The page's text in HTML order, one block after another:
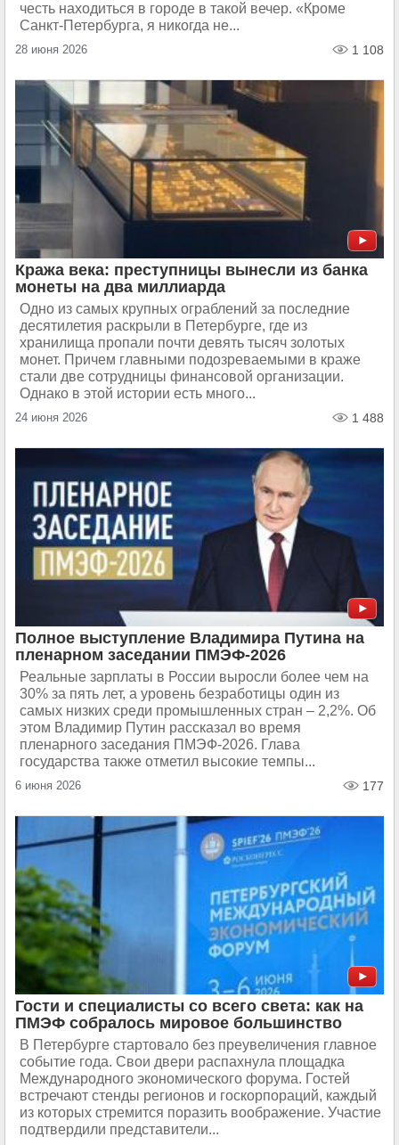
честь находиться в городе в такой вечер. «Кроме
Санкт-Петербурга, я никогда не...
28 июня 2026 1 108
Кража века: преступницы вынесли из банка
монеты на два миллиарда
Одно из самых крупных ограблений за последние
десятилетия раскрыли в Петербурге, где из
хранилища пропали почти девять тысяч золотых
монет. Причем главными подозреваемыми в краже
стали две сотрудницы финансовой организации.
Однако в этой истории есть много...
24 июня 2026 1 488
Полное выступление Владимира Путина на
пленарном заседании ПМЭФ-2026
Реальные зарплаты в России выросли более чем на
30% за пять лет, а уровень безработицы один из
самых низких среди промышленных стран – 2,2%. Об
этом Владимир Путин рассказал во время
пленарного заседания ПМЭФ-2026. Глава
государства также отметил высокие темпы...
6 июня 2026 177
Гости и специалисты со всего света: как на
ПМЭФ собралось мировое большинство
В Петербурге стартовало без преувеличения главное
событие года. Свои двери распахнула площадка
Международного экономического форума. Гостей
встречают стенды регионов и госкорпораций, каждый
из которых стремится поразить воображение. Участие
подтвердили представители...